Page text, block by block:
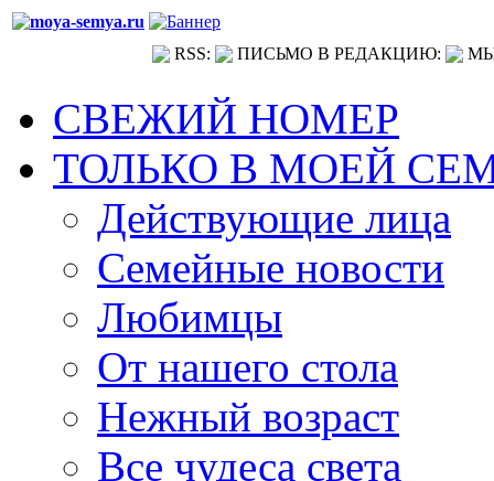
RSS: ПИСЬМО В РЕДАКЦИЮ:
СВЕЖИЙ НОМЕР
ТОЛЬКО В МОЕЙ
Действующие лица
Семейные новости
Любимцы
От нашего стола
Нежный возраст
Все чудеса света